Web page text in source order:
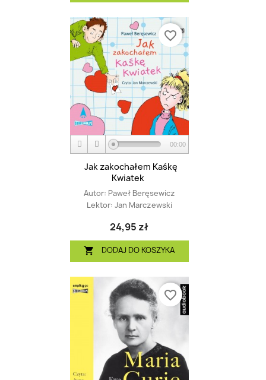
00:00
Jak zakochałem Kaśkę
Kwiatek
Autor: Paweł Beręsewicz
Lektor: Jan Marczewski
24,95 zł
 DODAJ DO KOSZYKA
favorite_border
favorite_border